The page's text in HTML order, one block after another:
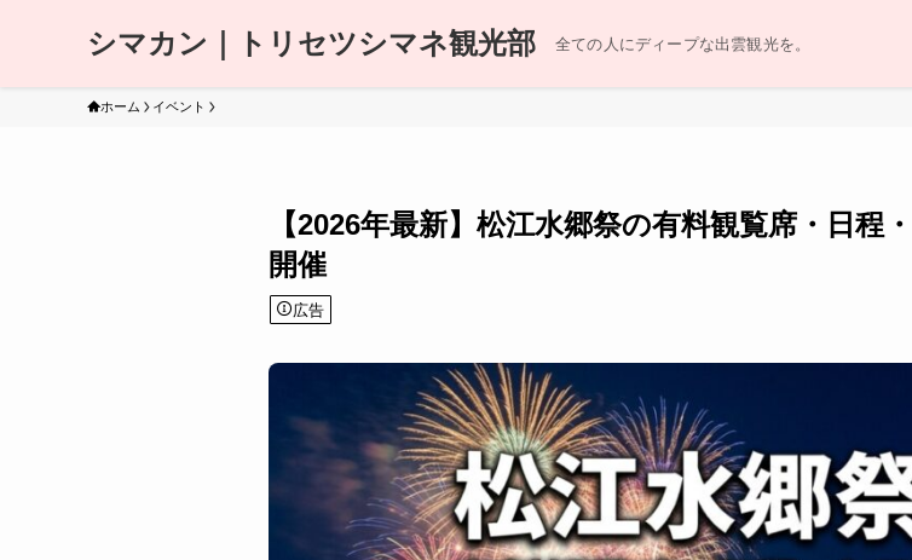
シマカン｜トリセツシマネ観光部 全ての人にディープな出雲観光を。
ホーム イベント
【2026年最新】松江水郷祭の有料観覧席・日程
開催
広告